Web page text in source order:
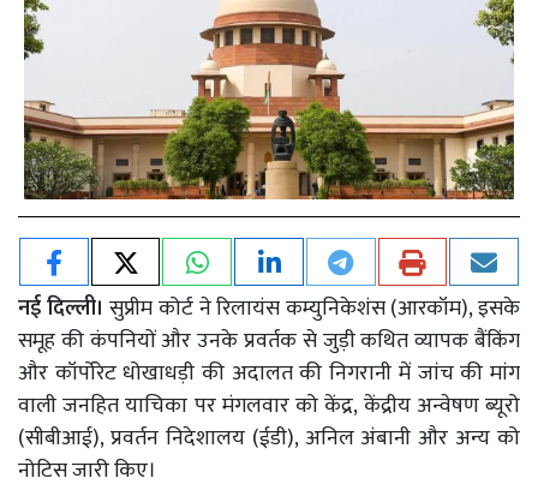
नई दिल्ली। सुप्रीम कोर्ट ने रिलायंस कम्युनिकेशंस (आरकॉम), इसके
समूह की कंपनियों और उनके प्रवर्तक से जुड़ी कथित व्यापक बैंकिंग
और कॉर्पोरेट धोखाधड़ी की अदालत की निगरानी में जांच की मांग
वाली जनहित याचिका पर मंगलवार को केंद्र, केंद्रीय अन्वेषण ब्यूरो
(सीबीआई), प्रवर्तन निदेशालय (ईडी), अनिल अंबानी और अन्य को
नोटिस जारी किए।